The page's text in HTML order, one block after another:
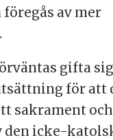
av mer
gifta
för att
sakrament
den icke-